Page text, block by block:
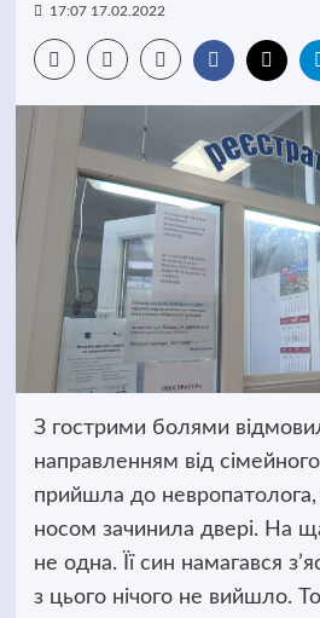
17:07 17.02.2022
З гострими болями
направленням від
прийшла до
носом зачинила двері. На
не одна. Її син намагався
з цього нічого не вийшло.